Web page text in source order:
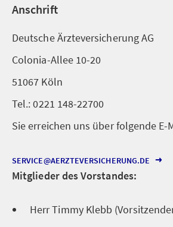
Anschrift
Deutsche Ärzteversicherung AG
Colonia-Allee 10-20
51067 Köln
Tel.: 0221 148-22700
Sie erreichen uns über folgende E-
SERVICE@AERZTEVERSICHERUNG.DE
Mitglieder des Vorstandes:
Herr Timmy Klebb